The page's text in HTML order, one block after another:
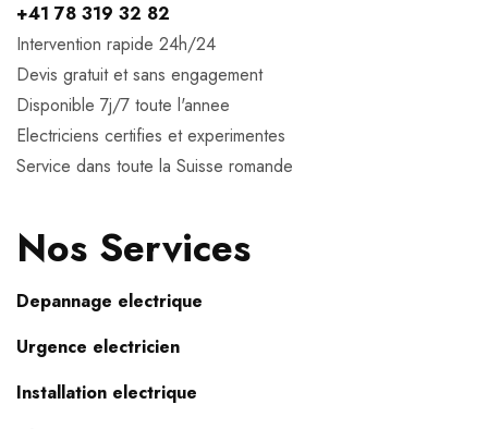
+41 78 319 32 82
Intervention rapide 24h/24
Devis gratuit et sans engagement
Disponible 7j/7 toute l'annee
Electriciens certifies et experimentes
Service dans toute la Suisse romande
Nos Services
Depannage electrique
Urgence electricien
Installation electrique